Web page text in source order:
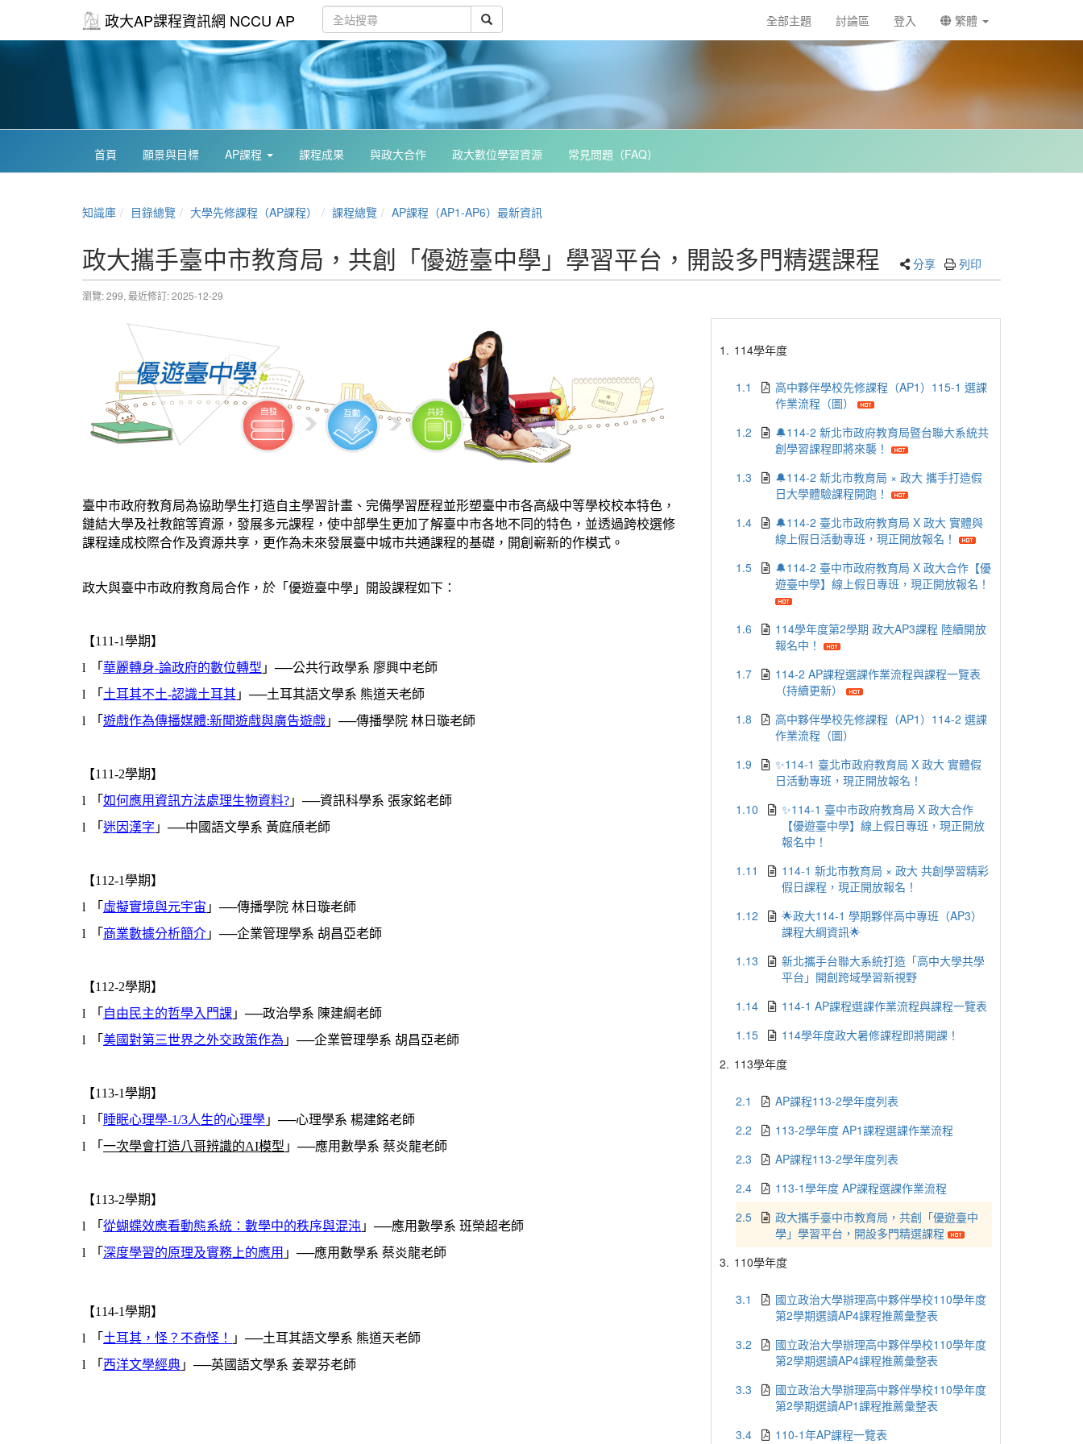
政大AP課程資訊網 NCCU AP 全部主題 討論區 登入 繁體
首頁 願景與目標 AP課程 課程成果 與政大合作 政大數位學習資源 常見問題（FAQ）
知識庫 目錄總覽 大學先修課程（AP課程） 課程總覽 AP課程（AP1-AP6）最新資訊
政大攜手臺中市教育局，共創「優遊臺中學」學習平台，開設多門精選課程 分享 列印
瀏覽: 299, 最近修訂: 2025-12-29
臺中市政府教育局為協助學生打造自主學習計畫、完備學習歷程並形塑臺中市各高級中等學校校本特色，
鏈結大學及社教館等資源，發展多元課程，使中部學生更加了解臺中市各地不同的特色，並透過跨校選修
課程達成校際合作及資源共享，更作為未來發展臺中城市共通課程的基礎，開創嶄新的作模式。
政大與臺中市政府教育局合作，於「優遊臺中學」開設課程如下：
【111-1學期】
l
「 華麗轉身-論政府的數位轉型 」 ──公共行政學系 廖興中老師
l
「 土耳其不土-認識土耳其 」 ──土耳其語文學系 熊道天老師
l
「 遊戲作為傳播媒體:新聞遊戲與廣告遊戲 」──傳播學院 林日璇老師
【111-2學期】
l
「 如何應用資訊方法處理生物資料? 」──資訊科學系 張家銘老師
l
「 迷因漢字 」──中國語文學系 黃庭頎老師
【112-1學期】
l
「 虛擬實境與元宇宙 」──傳播學院 林日璇老師
l
「 商業數據分析簡介 」──企業管理學系 胡昌亞老師
【112-2學期】
l
「 自由民主的哲學入門課 」──政治學系 陳建綱老師
l
「 美國對第三世界之外交政策作為 」──企業管理學系 胡昌亞老師
【113-1學期】
l
「 睡眠心理學-1/3人生的心理學 」──心理學系 楊建銘老師
l
「 一次學會打造八哥辨識的AI模型 」──應用數學系 蔡炎龍老師
【113-2學期】
l
「 從蝴蝶效應看動態系統：數學中的秩序與混沌 」──應用數學系 班榮超老師
l
「 深度學習的原理及實務上的應用 」──應用數學系 蔡炎龍老師
【114-1學期】
l
「 土耳其，怪？不奇怪！
」──土耳其語文學系 熊道天老師
l
「 西洋文學經典 」──英國語文學系 姜翠芬老師
1. 114學年度
1.1
高中夥伴學校先修課程（AP1）115-1 選課
作業流程（圖）
1.2
🔔114-2 新北市政府教育局暨台聯大系統共
創學習課程即將來襲！
1.3
🔔114-2 新北市教育局 × 政大 攜手打造假
日大學體驗課程開跑！
1.4
🔔114-2 臺北市政府教育局 X 政大 實體與
線上假日活動專班，現正開放報名！
1.5
🔔114-2 臺中市政府教育局 X 政大合作【優
遊臺中學】線上假日專班，現正開放報名！
1.6
114學年度第2學期 政大AP3課程 陸續開放
報名中！
1.7
114-2 AP課程選課作業流程與課程一覽表
（持續更新）
1.8
高中夥伴學校先修課程（AP1）114-2 選課
作業流程（圖）
1.9
✨114-1 臺北市政府教育局 X 政大 實體假
日活動專班，現正開放報名！
1.10
✨114-1 臺中市政府教育局 X 政大合作
【優遊臺中學】線上假日專班，現正開放
報名中！
1.11
114-1 新北市教育局 × 政大 共創學習精彩
假日課程，現正開放報名！
1.12
🌟政大114-1 學期夥伴高中專班（AP3）
課程大綱資訊🌟
1.13
新北攜手台聯大系統打造「高中大學共學
平台」開創跨域學習新視野
1.14
114-1 AP課程選課作業流程與課程一覽表
1.15
114學年度政大暑修課程即將開課！
2. 113學年度
2.1
AP課程113-2學年度列表
2.2
113-2學年度 AP1課程選課作業流程
2.3
AP課程113-2學年度列表
2.4
113-1學年度 AP課程選課作業流程
2.5
政大攜手臺中市教育局，共創「優遊臺中
學」學習平台，開設多門精選課程
3. 110學年度
3.1
國立政治大學辦理高中夥伴學校110學年度
第2學期選讀AP4課程推薦彙整表
3.2
國立政治大學辦理高中夥伴學校110學年度
第2學期選讀AP4課程推薦彙整表
3.3
國立政治大學辦理高中夥伴學校110學年度
第2學期選讀AP1課程推薦彙整表
3.4
110-1年AP課程一覽表